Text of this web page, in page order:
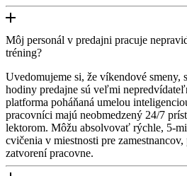
Môj personál v predajni pracuje
tréning?
Uvedomujeme si, že víkendové smeny,
hodiny predajne sú veľmi
platforma poháňaná umelou
pracovníci majú neobmedzený 24/7
lektorom. Môžu absolvovať rýchle, 5-
cvičenia v miestnosti pre
zatvorení pracovne.